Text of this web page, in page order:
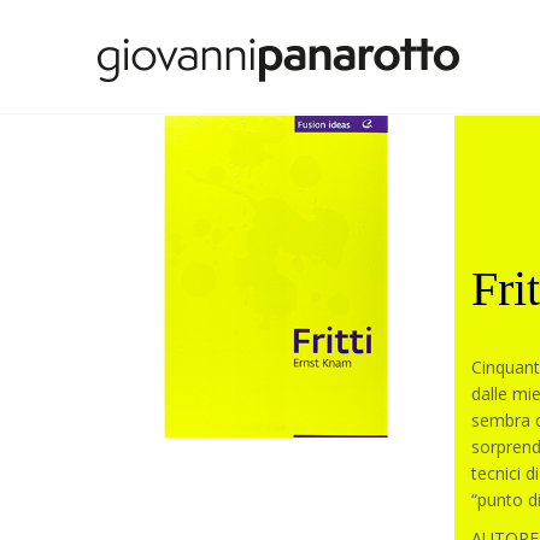
dalle
sembra
tecnici
“punto